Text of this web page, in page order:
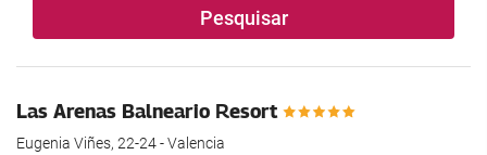
Pesquisar
Las Arenas Balneario Resort
Eugenia Viñes, 22-24 - Valencia